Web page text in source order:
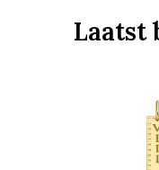
Laatst